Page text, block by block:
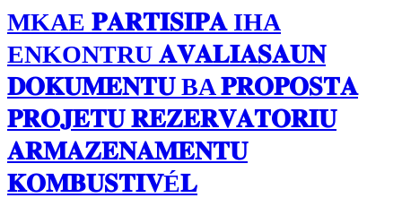
MKAE 𝐏𝐀𝐑𝐓𝐈𝐒𝐈𝐏𝐀 IHA
ENKONTRU 𝐀𝐕𝐀𝐋𝐈𝐀𝐒𝐀𝐔𝐍
𝐃𝐎𝐊𝐔𝐌𝐄𝐍𝐓𝐔 BA 𝐏𝐑𝐎𝐏𝐎𝐒𝐓𝐀
𝐏𝐑𝐎𝐉𝐄𝐓𝐔 𝐑𝐄𝐙𝐄𝐑𝐕𝐀𝐓𝐎𝐑𝐈𝐔
𝐀𝐑𝐌𝐀𝐙𝐄𝐍𝐀𝐌𝐄𝐍𝐓𝐔
𝐊𝐎𝐌𝐁𝐔𝐒𝐓𝐈𝐕É𝐋